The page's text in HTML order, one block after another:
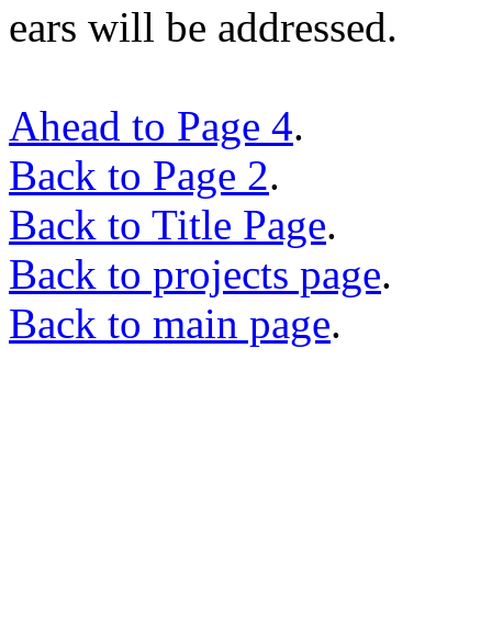
ears will be addressed.
Ahead to Page 4.
Back to Page 2.
Back to Title Page.
Back to projects page.
Back to main page.